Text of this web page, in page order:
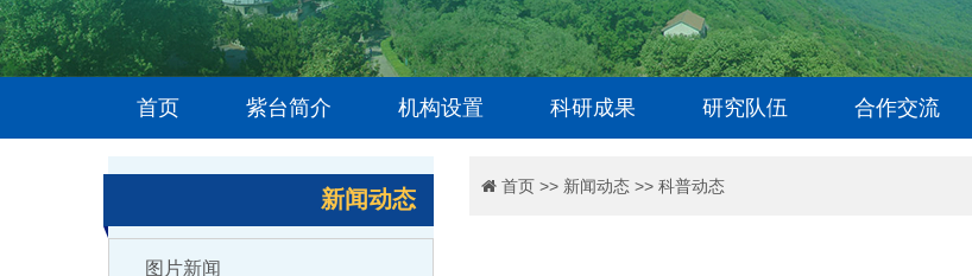
首页 紫台简介 机构设置 科研成果 研究队伍 合作交流
新闻动态
图片新闻
首页>> 新闻动态>> 科普动态